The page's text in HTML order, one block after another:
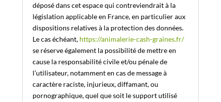
déposé dans cet espace qui contreviendrait à la
législation applicable en France, en particulier aux
dispositions relatives à la protection des données.
Le cas échéant, https://animalerie-cash-graines.fr/
se réserve également la possibilité de mettre en
cause la responsabilité civile et/ou pénale de
l’utilisateur, notamment en cas de message à
caractère raciste, injurieux, diffamant, ou
pornographique, quel que soit le support utilisé